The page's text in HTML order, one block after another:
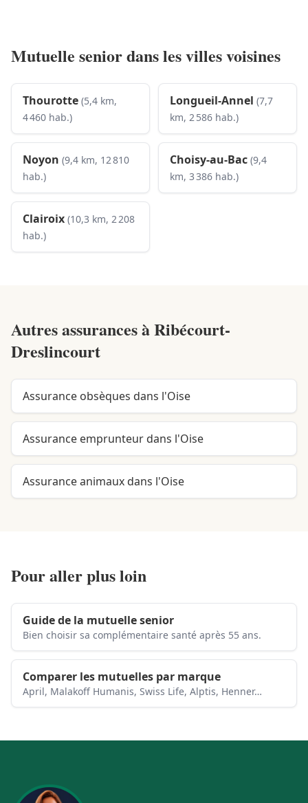
Mutuelle senior dans les villes voisines
Thourotte (5,4 km,
4 460 hab.)
Longueil-Annel (7,7
km, 2 586 hab.)
Noyon (9,4 km, 12 810
hab.)
Choisy-au-Bac (9,4
km, 3 386 hab.)
Clairoix (10,3 km, 2 208
hab.)
Autres assurances àRibécourt-
Dreslincourt
Assurance obsèques dans l'Oise
Assurance emprunteur dans l'Oise
Assurance animaux dans l'Oise
Pour aller plus loin
Guide de la mutuelle senior
Bien choisir sa complémentaire santé après 55 ans.
Comparer les mutuelles par marque
April, Malakoff Humanis, Swiss Life, Alptis, Henner…